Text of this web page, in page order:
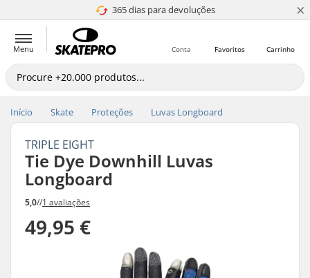
365 dias para devoluções
4.8 de 5 ×
Menu Carrinho
Favoritos
Conta
Início Skate Proteções Luvas Longboard
TRIPLE EIGHT
Tie Dye Downhill Luvas
Longboard
5,0//1 avaliações
49,95 €